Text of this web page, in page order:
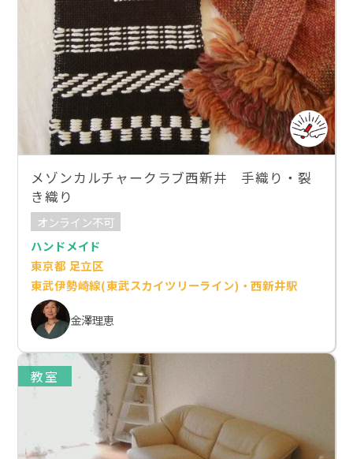
メゾンカルチャークラブ西新井 手織り・裂
き織り
オンライン不可
ハンドメイド
東京都 足立区
東武伊勢崎線(東武スカイツリーライン)・西新井駅
金澤理恵
教室